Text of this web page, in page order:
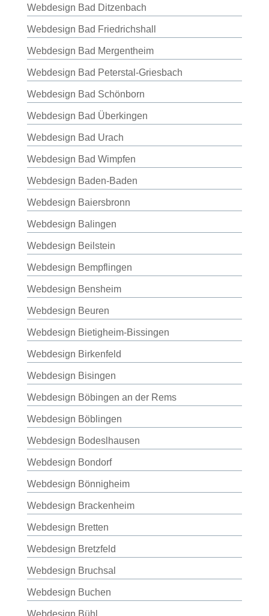
Webdesign Bad Ditzenbach
Webdesign Bad Friedrichshall
Webdesign Bad Mergentheim
Webdesign Bad Peterstal-Griesbach
Webdesign Bad Schönborn
Webdesign Bad Überkingen
Webdesign Bad Urach
Webdesign Bad Wimpfen
Webdesign Baden-Baden
Webdesign Baiersbronn
Webdesign Balingen
Webdesign Beilstein
Webdesign Bempflingen
Webdesign Bensheim
Webdesign Beuren
Webdesign Bietigheim-Bissingen
Webdesign Birkenfeld
Webdesign Bisingen
Webdesign Böbingen an der Rems
Webdesign Böblingen
Webdesign Bodeslhausen
Webdesign Bondorf
Webdesign Bönnigheim
Webdesign Brackenheim
Webdesign Bretten
Webdesign Bretzfeld
Webdesign Bruchsal
Webdesign Buchen
Webdesign Bühl